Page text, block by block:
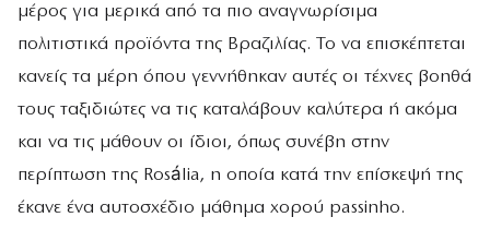
μέρος για μερικά από τα πιο αναγνωρίσιμα
πολιτιστικά προϊόντα της Βραζιλίας. Το να επισκέπτεται
κανείς τα μέρη όπου γεννήθηκαν αυτές οι τέχνες βοηθά
τους ταξιδιώτες να τις καταλάβουν καλύτερα ή ακόμα
και να τις μάθουν οι ίδιοι, όπως συνέβη στην
περίπτωση της Rosália, η οποία κατά την επίσκεψή της
έκανε ένα αυτοσχέδιο μάθημα χορού passinho.